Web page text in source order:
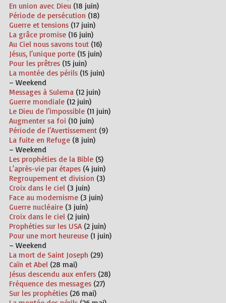
En union avec Dieu (18 juin)
Période de persécution (18)
Guerre et tensions(17 juin)
La grâce promise(16 juin)
Au Ciel nous savons tout(16)
Jésus, l’unique porte(15 juin)
Pour les prêtres(15 juin)
La montée des périls(15 juin)
– Weekend
Messages à Sulema (12 juin)
Guerre mondiale(12 juin)
Le Dieu de l’impossible(11 juin)
Augmenter sa foi (10 juin)
Période de l’Avertissement(9)
La fuite en Refuge(8 juin)
– Weekend
Les prophéties de la Bible(5)
L’après-vie par étapes(4 juin)
Regroupement et division (3)
Croix dans le ciel (3 juin)
Face au modernisme(3 juin)
Guerre nucléaire(3 juin)
Croix dans le ciel (2 juin)
Prophéties sur les USA(2 juin)
Pour une mort heureuse(1 juin)
– Weekend
La mort de Saint Joseph (29)
Caïn et Abel (28 mai)
Jésus descendu aux enfers(28)
Fréquence des messages(27)
Sur les prophéties(26 mai)